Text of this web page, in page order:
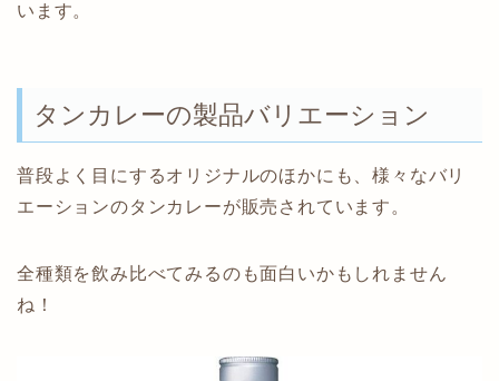
います。
タンカレーの製品バリエーション
普段よく目にするオリジナルのほかにも、様々なバリ
エーションのタンカレーが販売されています。
全種類を飲み比べてみるのも面白いかもしれません
ね！